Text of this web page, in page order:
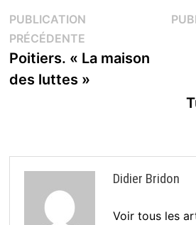
Navigation
de
l’article
PUBLICATION
PRÉCÉDENTEPublication
précédente :
Poitiers. « La maison
des luttes »
Didier Bridon
Voir tous les